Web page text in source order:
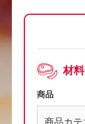
材料
商品